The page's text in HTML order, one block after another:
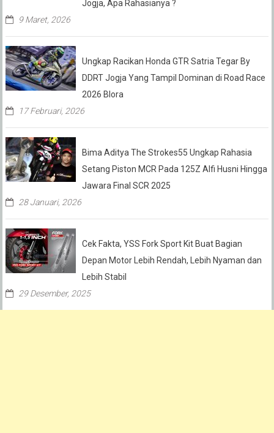
Jogja, Apa Rahasianya ?
9 Maret, 2026
Ungkap Racikan Honda GTR Satria Tegar By
DDRT Jogja Yang Tampil Dominan di Road Race
2026 Blora
17 Februari, 2026
Bima Aditya The Strokes55 Ungkap Rahasia
Setang Piston MCR Pada 125Z Alfi Husni Hingga
Jawara Final SCR 2025
28 Januari, 2026
Cek Fakta, YSS Fork Sport Kit Buat Bagian
Depan Motor Lebih Rendah, Lebih Nyaman dan
Lebih Stabil
29 Desember, 2025